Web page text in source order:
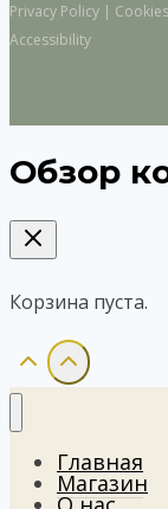
Privacy Policy |
Accessibility
Обзор
Корзина пуста.
Главная
Магазин